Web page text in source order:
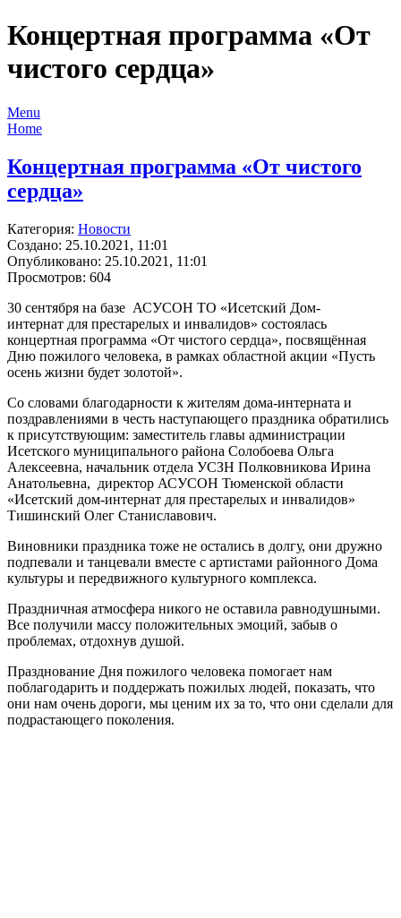
Концертная программа «От
чистого сердца»
Menu
Home
Концертная программа «От чистого
сердца»
Категория: Новости
Создано: 25.10.2021, 11:01
Опубликовано: 25.10.2021, 11:01
Просмотров: 604
30 сентября на базе АСУСОН ТО «Исетский Дом-
интернат для престарелых и инвалидов» состоялась
концертная программа «От чистого сердца», посвящённая
Дню пожилого человека, в рамках областной акции «Пусть
осень жизни будет золотой».
Со словами благодарности к жителям дома-интерната и
поздравлениями в честь наступающего праздника обратились
к присутствующим: заместитель главы администрации
Исетского муниципального района Солобоева Ольга
Алексеевна, начальник отдела УСЗН Полковникова Ирина
Анатольевна, директор АСУСОН Тюменской области
«Исетский дом-интернат для престарелых и инвалидов»
Тишинский Олег Станиславович.
Виновники праздника тоже не остались в долгу, они дружно
подпевали и танцевали вместе с артистами районного Дома
культуры и передвижного культурного комплекса.
Праздничная атмосфера никого не оставила равнодушными.
Все получили массу положительных эмоций, забыв о
проблемах, отдохнув душой.
Празднование Дня пожилого человека помогает нам
поблагодарить и поддержать пожилых людей, показать, что
они нам очень дороги, мы ценим их за то, что они сделали для
подрастающего поколения.